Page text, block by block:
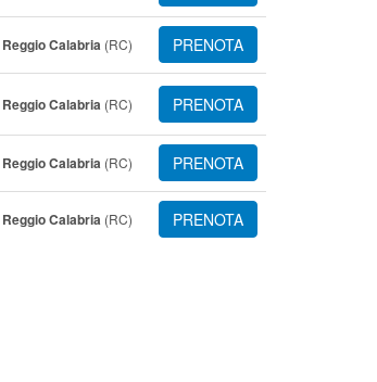
Reggio Calabria (RC) PRENOTA
Reggio Calabria (RC) PRENOTA
Reggio Calabria (RC) PRENOTA
Reggio Calabria (RC) PRENOTA